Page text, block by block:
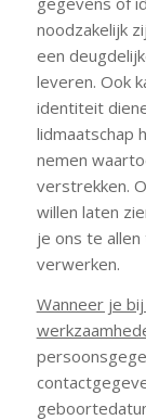
noodzakelijk
een
leveren. Ook
identiteit
lidmaatschap
nemen
verstrekken.
willen laten
je ons te
verwerken.
Wanneer je